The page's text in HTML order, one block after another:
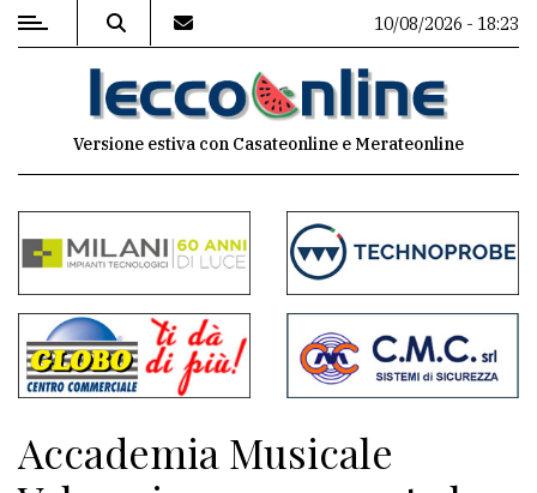
MENU
commenti
Contenuti
del
sito
Meteo
10/08/2026 - 18:23
Versione estiva con Casateonline e Merateonline
Accademia Musicale